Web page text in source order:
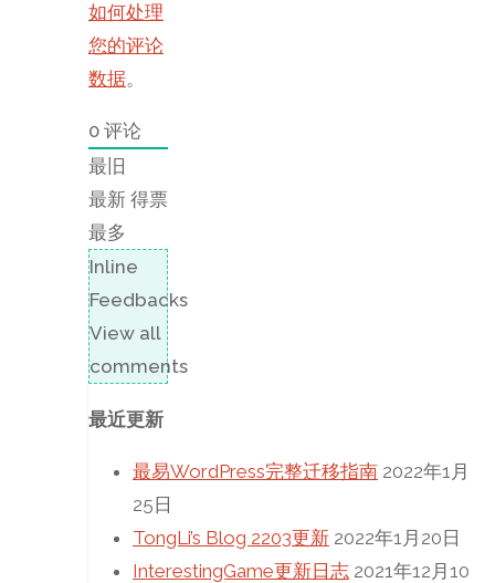
如何处理
您的评论
数据。
0 评论
最旧
最新 得票
最多
Inline
Feedbacks
View all
comments
最近更新
最易WordPress完整迁移指南 2022年1月
25日
TongLi’s Blog 2203更新 2022年1月20日
InterestingGame更新日志 2021年12月10